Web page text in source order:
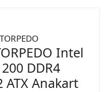
Intel
DDR4
ATX Anakart